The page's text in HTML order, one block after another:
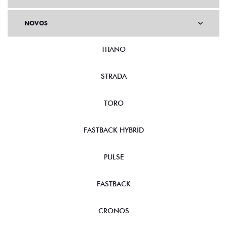
NOVOS
TITANO
STRADA
TORO
FASTBACK HYBRID
PULSE
FASTBACK
CRONOS